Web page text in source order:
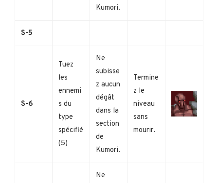
Kumori.
S-5
S-6
Tuez
les
ennemi
s du
type
spécifié
(5)
Ne
subisse
z aucun
dégât
dans la
section
de
Kumori.
Termine
z le
niveau
sans
mourir.
Ne